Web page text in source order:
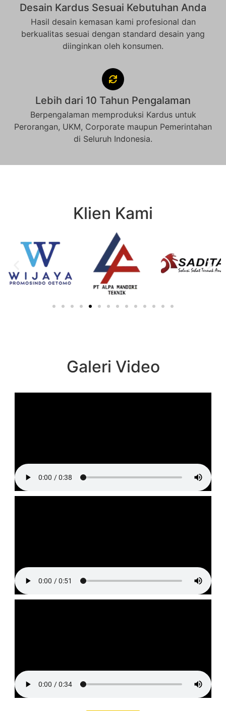
Desain Kardus Sesuai Kebutuhan Anda
Hasil desain kemasan kami profesional dan
berkualitas sesuai dengan standard desain yang
diinginkan oleh konsumen.
Lebih dari 10 Tahun Pengalaman
Berpengalaman memproduksi Kardus untuk
Perorangan, UKM, Corporate maupun Pemerintahan
di Seluruh Indonesia.
Klien Kami
Galeri Video